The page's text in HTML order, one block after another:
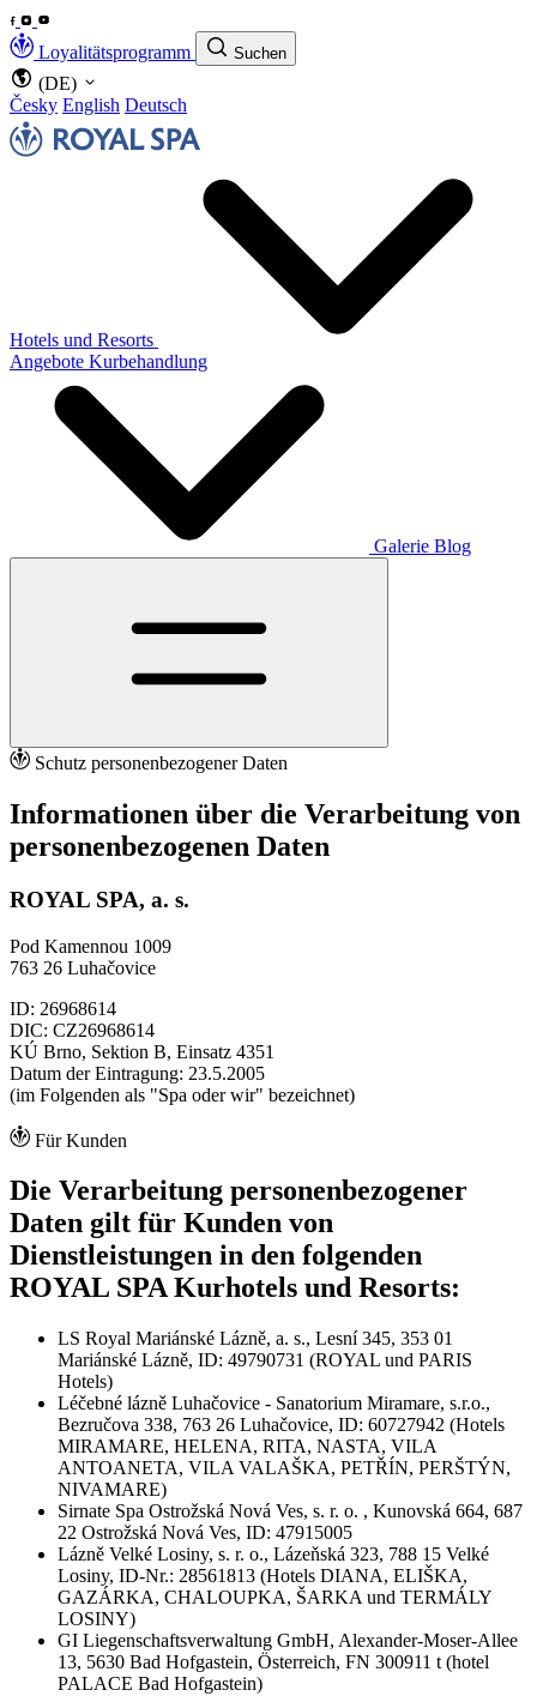
Loyalitätsprogramm Suchen
(DE)
Česky English Deutsch
Hotels und Resorts
Angebote Kurbehandlung
Galerie Blog
Schutz personenbezogener Daten
Informationen über die Verarbeitung von
personenbezogenen Daten
ROYAL SPA, a. s.
Pod Kamennou 1009
763 26 Luhačovice
ID: 26968614
DIC: CZ26968614
KÚ Brno, Sektion B, Einsatz 4351
Datum der Eintragung: 23.5.2005
(im Folgenden als "Spa oder wir" bezeichnet)
Für Kunden
Die Verarbeitung personenbezogener
Daten gilt für Kunden von
Dienstleistungen in den folgenden
ROYAL SPA Kurhotels und Resorts:
LS Royal Mariánské Lázně, a. s., Lesní 345, 353 01
Mariánské Lázně, ID: 49790731 (ROYAL und PARIS
Hotels)
Léčebné lázně Luhačovice - Sanatorium Miramare, s.r.o.,
Bezručova 338, 763 26 Luhačovice, ID: 60727942 (Hotels
MIRAMARE, HELENA, RITA, NASTA, VILA
ANTOANETA, VILA VALAŠKA, PETŘÍN, PERŠTÝN,
NIVAMARE)
Sirnate Spa Ostrožská Nová Ves, s. r. o. , Kunovská 664, 687
22 Ostrožská Nová Ves, ID: 47915005
Lázně Velké Losiny, s. r. o., Lázeňská 323, 788 15 Velké
Losiny, ID-Nr.: 28561813 (Hotels DIANA, ELIŠKA,
GAZÁRKA, CHALOUPKA, ŠARKA und TERMÁLY
LOSINY)
GI Liegenschaftsverwaltung GmbH, Alexander-Moser-Allee
13, 5630 Bad Hofgastein, Österreich, FN 300911 t (hotel
PALACE Bad Hofgastein)